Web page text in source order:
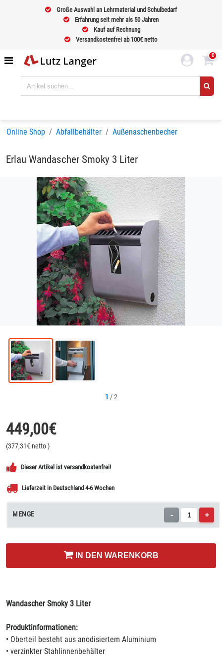
Große Auswahl an Lehrmaterial und Schulbedarf
Erfahrung seit mehr als 50 Jahren
Kauf auf Rechnung
Versandkostenfrei ab 100€ netto
0
Online Shop Abfallbehälter Außenaschenbecher
Erlau Wandascher Smoky 3 Liter
1 /2
449,00€
(377,31€ netto)
Dieser Artikel ist versandkostenfrei!
Lieferzeit in Deutschland 4-6 Wochen
MENGE - +
IN DEN WARENKORB
Wandascher Smoky 3 Liter
Produktinformationen:
• Oberteil besteht aus anodisiertem Aluminium
• verzinkter Stahlinnenbehälter